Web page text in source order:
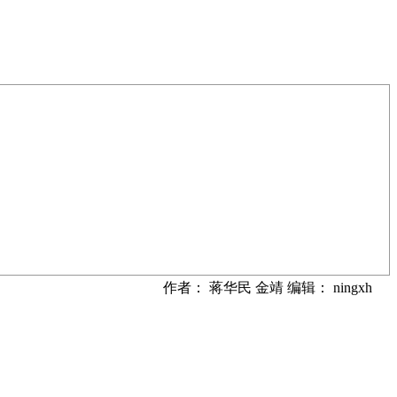
作者： 蒋华民 金靖 编辑： ningxh